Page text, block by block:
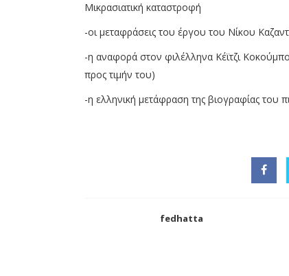
Μικρασιατική καταστροφή
-οι μεταφράσεις του έργου του Νίκου
-η αναφορά στον φιλέλληνα Κέϊτζι
προς τιμήν του)
-η ελληνική μετάφραση της βιογραφίας
fedhatta